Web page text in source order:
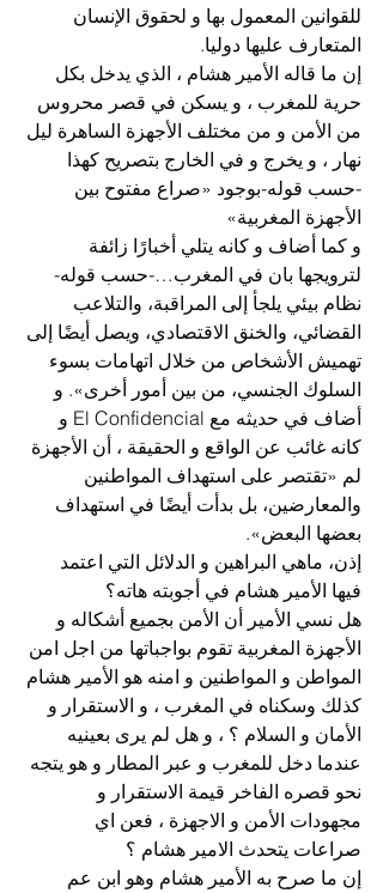
للقوانين المعمول بها و لحقوق الإنسان
المتعارف عليها دوليا.
إن ما قاله الأمير هشام ، الذي يدخل بكل
حرية للمغرب ، و يسكن في قصر محروس
من الأمن و من مختلف الأجهزة الساهرة ليل
نهار ، و يخرج و في الخارج بتصريح كهذا
-حسب قوله-بوجود «صراع مفتوح بين
الأجهزة المغربية»
و كما أضاف و كانه يتلي أخبارًا زائفة
لترويجها بان في المغرب…-حسب قوله-
نظام بيئي يلجأ إلى المراقبة، والتلاعب
القضائي، والخنق الاقتصادي، ويصل أيضًا إلى
تهميش الأشخاص من خلال اتهامات بسوء
السلوك الجنسي، من بين أمور أخرى». و
أضاف في حديثه مع El Confidencial و
كانه غائب عن الواقع و الحقيقة ، أن الأجهزة
لم «تقتصر على استهداف المواطنين
والمعارضين، بل بدأت أيضًا في استهداف
بعضها البعض».
إذن، ماهي البراهين و الدلائل التي اعتمد
فيها الأمير هشام في أجوبته هاته؟
هل نسي الأمير أن الأمن بجميع أشكاله و
الأجهزة المغربية تقوم بواجباتها من اجل امن
المواطن و المواطنين و امنه هو الأمير هشام
كذلك وسكناه في المغرب ، و الاستقرار و
الأمان و السلام ؟ ، و هل لم يرى بعينيه
عندما دخل للمغرب و عبر المطار و هو يتجه
نحو قصره الفاخر قيمة الاستقرار و
مجهودات الأمن و الاجهزة ، فعن اي
صراعات يتحدث الامير هشام ؟
إن ما صرح به الأمير هشام وهو ابن عم